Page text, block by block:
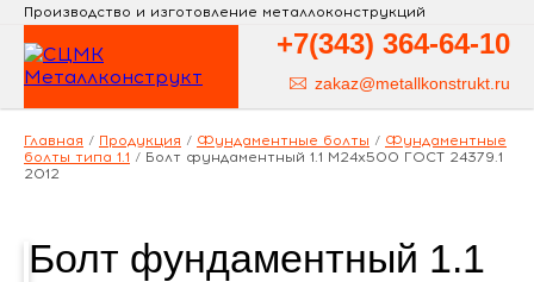
Производство и изготовление металлоконструкций
+7(343) 364-64-10
zakaz@metallkonstrukt.ru
Главная / Продукция / Фундаментные болты / Фундаментные
болты типа 1.1 / Болт фундаментный 1.1 М24х500 ГОСТ 24379.1
2012
Болт фундаментный 1.1